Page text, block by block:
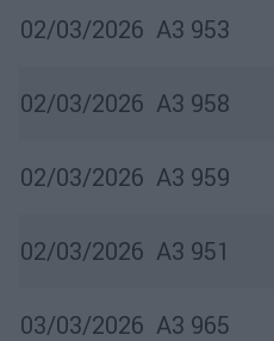
02/03/2026 Α3 953
02/03/2026 Α3 958
02/03/2026 Α3 959
02/03/2026 Α3 951
03/03/2026 Α3 965